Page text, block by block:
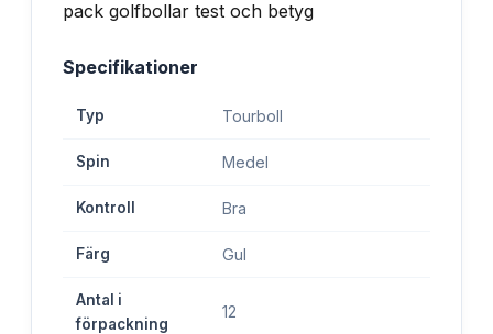
Specifikationer
Typ Tourboll
Spin Medel
Kontroll Bra
Färg Gul
Antal i
förpackning
12